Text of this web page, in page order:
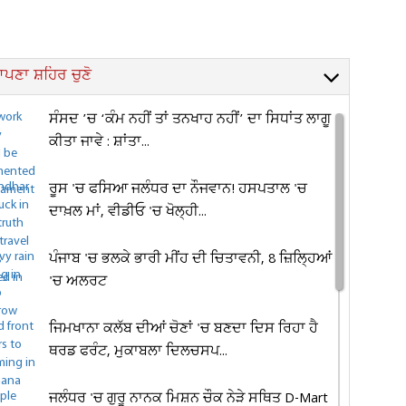
ਸ਼ਹਿਰ ਚੁਣੋ
ਸੰਸਦ ’ਚ ‘ਕੰਮ ਨਹੀਂ ਤਾਂ ਤਨਖਾਹ ਨਹੀਂ’ ਦਾ ਸਿਧਾਂਤ ਲਾਗੂ
ਕੀਤਾ ਜਾਵੇ : ਸ਼ਾਂਤਾ...
ਰੂਸ 'ਚ ਫਸਿਆ ਜਲੰਧਰ ਦਾ ਨੌਜਵਾਨ! ਹਸਪਤਾਲ 'ਚ
ਦਾਖ਼ਲ ਮਾਂ, ਵੀਡੀਓ 'ਚ ਖੋਲ੍ਹੀ...
ਪੰਜਾਬ 'ਚ ਭਲਕੇ ਭਾਰੀ ਮੀਂਹ ਦੀ ਚਿਤਾਵਨੀ, 8 ਜ਼ਿਲ੍ਹਿਆਂ
'ਚ ਅਲਰਟ
ਜਿਮਖਾਨਾ ਕਲੱਬ ਦੀਆਂ ਚੋਣਾਂ 'ਚ ਬਣਦਾ ਦਿਸ ਰਿਹਾ ਹੈ
ਥਰਡ ਫਰੰਟ, ਮੁਕਾਬਲਾ ਦਿਲਚਸਪ...
ਜਲੰਧਰ 'ਚ ਗੁਰੂ ਨਾਨਕ ਮਿਸ਼ਨ ਚੌਕ ਨੇੜੇ ਸਥਿਤ D-Mart